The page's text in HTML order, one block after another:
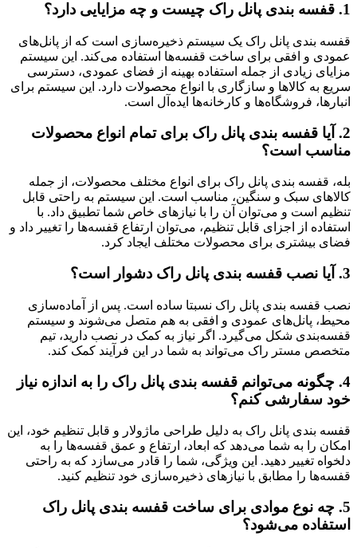
1. قفسه بندی پانل راک چیست و چه مزایایی دارد؟
قفسه بندی پانل راک یک سیستم ذخیره‌سازی است که از پانل‌های
عمودی و افقی برای ساخت قفسه‌ها استفاده می‌کند. این سیستم
مزایای زیادی از جمله استفاده بهینه از فضای عمودی، دسترسی
سریع به کالاها و سازگاری با انواع محصولات دارد. این سیستم برای
انبارها، فروشگاه‌ها و کارخانه‌ها ایده‌آل است.
2.
آیا قفسه بندی پانل راک برای تمام انواع محصولات
مناسب است؟
بله، قفسه بندی پانل راک برای انواع مختلف محصولات، از جمله
کالاهای سبک و سنگین، مناسب است. این سیستم به راحتی قابل
تنظیم است و می‌توان آن را با نیازهای خاص شما تطبیق داد. با
استفاده از اجزای قابل تنظیم، می‌توان ارتفاع قفسه‌ها را تغییر داد و
فضای بیشتری برای محصولات مختلف ایجاد کرد.
3. آیا نصب قفسه بندی پانل راک دشوار است؟
نصب قفسه بندی پانل راک نسبتا ساده است. پس از آماده‌سازی
محیط، پانل‌های عمودی و افقی به هم متصل می‌شوند و سیستم
قفسه‌بندی شکل می‌گیرد. اگر نیاز به کمک در نصب دارید، تیم
متخصص مستر راک می‌تواند به شما در این فرآیند کمک کند.
4. چگونه می‌توانم قفسه بندی پانل راک را به اندازه نیاز
خود سفارشی کنم؟
قفسه بندی پانل راک به دلیل طراحی ماژولار و قابل تنظیم خود، این
امکان را به شما می‌دهد که ابعاد، ارتفاع و عمق قفسه‌ها را به
دلخواه تغییر دهید. این ویژگی، شما را قادر می‌سازد که به راحتی
قفسه‌ها را مطابق با نیازهای ذخیره‌سازی خود تنظیم کنید.
5. چه نوع موادی برای ساخت قفسه بندی پانل راک
استفاده می‌شود؟